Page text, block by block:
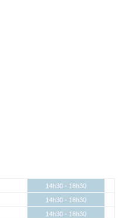
14h30 - 18h30
14h30 - 18h30
14h30 - 18h30